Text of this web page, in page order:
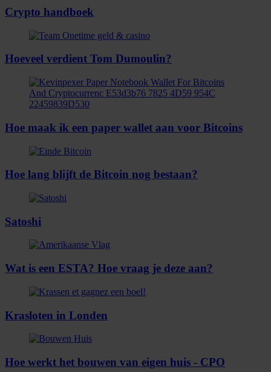
Crypto handboek
Hoeveel verdient Tom Dumoulin?
Hoe maak ik een paper wallet aan voor Bitcoins
Hoe lang blijft de Bitcoin nog bestaan?
Satoshi
Wat is een ESTA? Hoe vraag je deze aan?
Krasloten in Londen
Hoe werkt het bouwen van eigen huis - CPO